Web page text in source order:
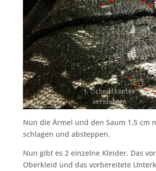
Nun die Ärmel und den Saum 1,5 cm
schlagen und absteppen.
Nun gibt es 2 einzelne Kleider. Das
Oberkleid und das vorbereitete